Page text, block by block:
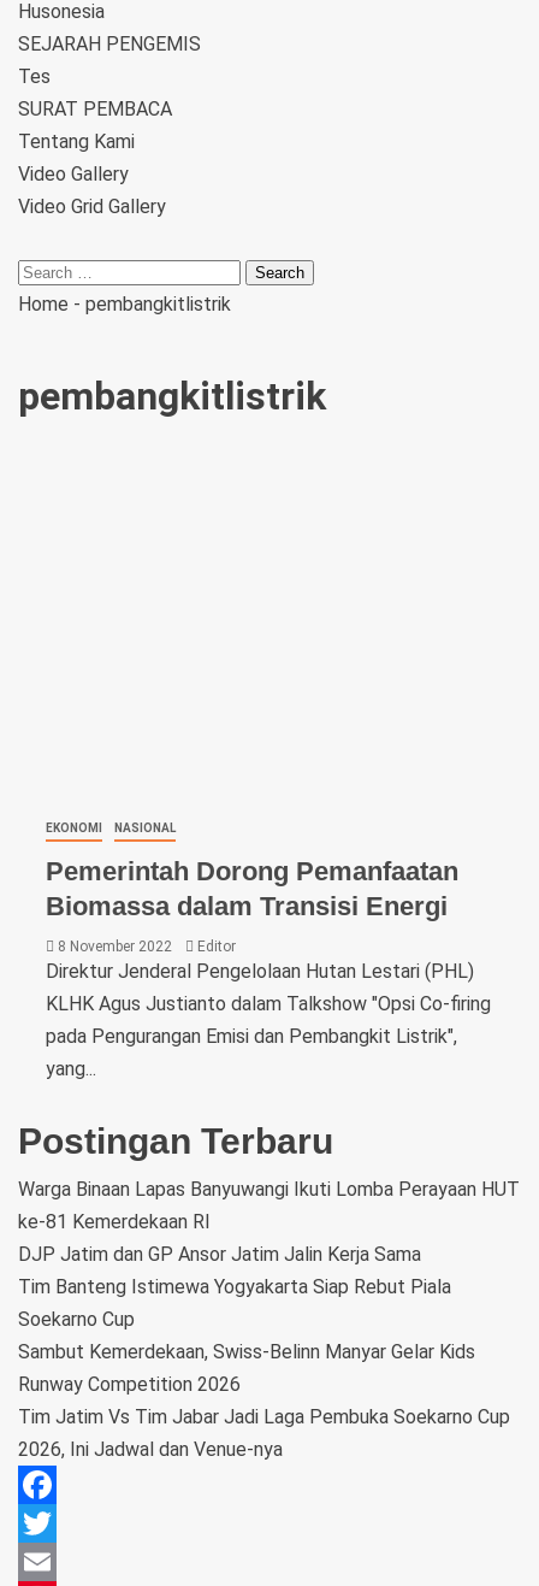
Husonesia
SEJARAH PENGEMIS
Tes
SURAT PEMBACA
Tentang Kami
Video Gallery
Video Grid Gallery
Home - pembangkitlistrik
pembangkitlistrik
EKONOMI NASIONAL
Pemerintah Dorong Pemanfaatan
Biomassa dalam Transisi Energi
8 November 2022 Editor
Direktur Jenderal Pengelolaan Hutan Lestari (PHL)
KLHK Agus Justianto dalam Talkshow "Opsi Co-firing
pada Pengurangan Emisi dan Pembangkit Listrik",
yang...
Postingan Terbaru
Warga Binaan Lapas Banyuwangi Ikuti Lomba Perayaan HUT
ke-81 Kemerdekaan RI
DJP Jatim dan GP Ansor Jatim Jalin Kerja Sama
Tim Banteng Istimewa Yogyakarta Siap Rebut Piala
Soekarno Cup
Sambut Kemerdekaan, Swiss-Belinn Manyar Gelar Kids
Runway Competition 2026
Tim Jatim Vs Tim Jabar Jadi Laga Pembuka Soekarno Cup
2026, Ini Jadwal dan Venue-nya
Facebook
Twitter